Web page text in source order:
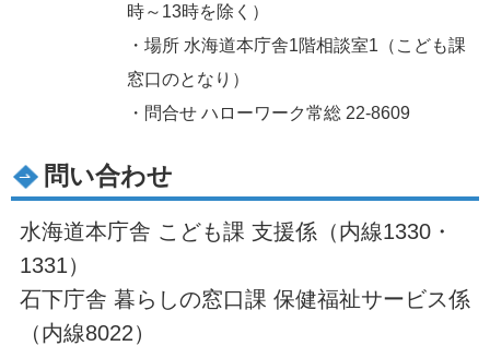
時～13時を除く）
・場所 水海道本庁舎1階相談室1（こども課
窓口のとなり）
・問合せ ハローワーク常総 22-8609
問い合わせ
水海道本庁舎 こども課 支援係（内線1330・
1331）
石下庁舎 暮らしの窓口課 保健福祉サービス係
（内線8022）